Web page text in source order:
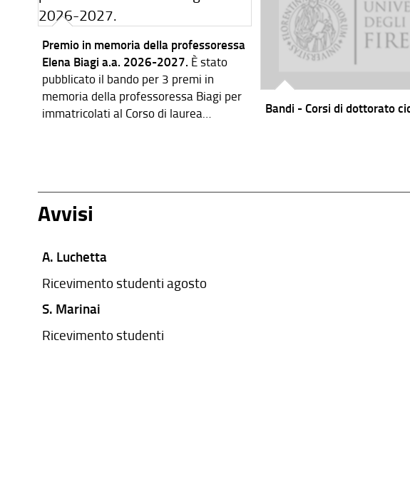
Premio in memoria della professoressa
Elena Biagi a.a. 2026-2027. È stato
pubblicato il bando per 3 premi in
memoria della professoressa Biagi per
immatricolati al Corso di laurea
Bandi - Corsi di dottorato
Avvisi
A. Luchetta
Ricevimento studenti agosto
S. Marinai
Ricevimento studenti